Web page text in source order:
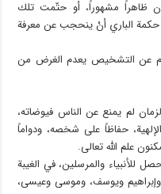
ظاهراً مشهوراً، أو حتّمت تلك
الباري أنْ ينحجب عن معرفة
عن التشخيص يعدم الغرض من
لم يمنع عن الناس فيوضاته،
حفاظاً على شخصه، ودواماً
علم الله تعالى.
للأنبياء والمرسلين، في الغيبة
ويوسف، وموسى وعيسى،